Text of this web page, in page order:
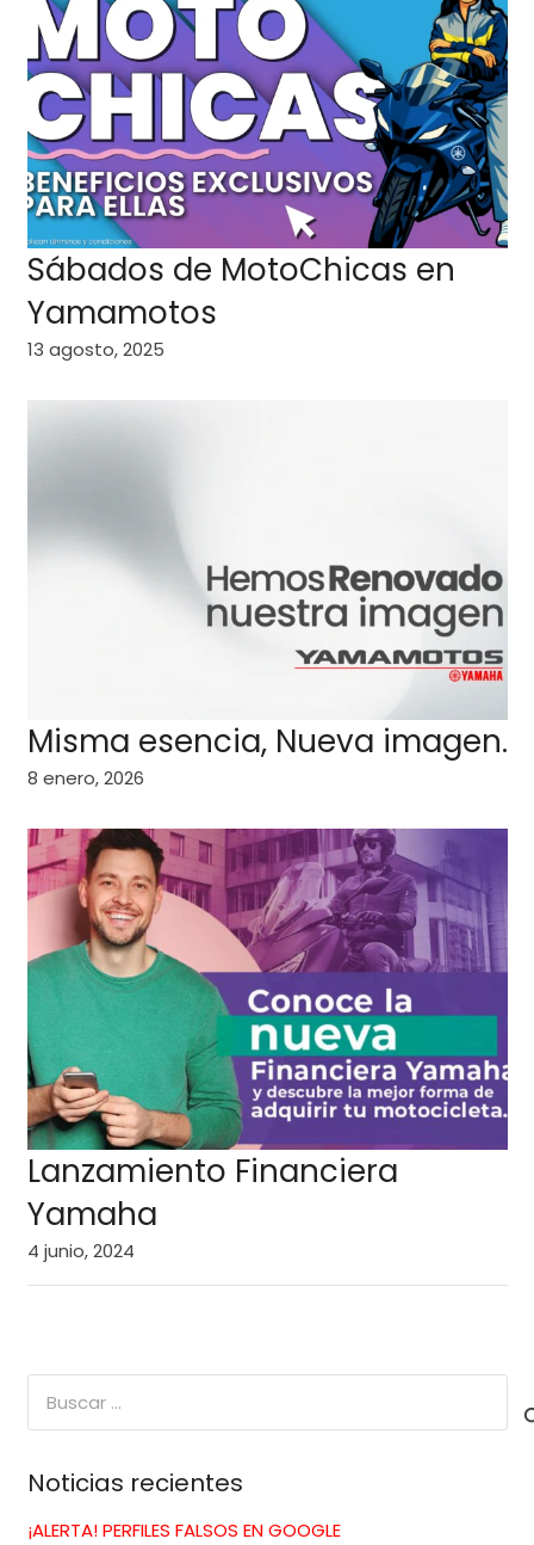
Sábados de MotoChicas en
Yamamotos
13 agosto, 2025
Misma esencia, Nueva imagen.
8 enero, 2026
Lanzamiento Financiera
Yamaha
4 junio, 2024
Noticias recientes
¡ALERTA! PERFILES FALSOS EN GOOGLE